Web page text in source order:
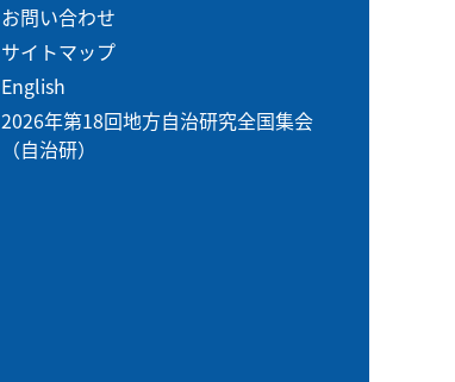
お問い合わせ
サイトマップ
English
2026年第18回地方自治研究全国集会
（自治研）